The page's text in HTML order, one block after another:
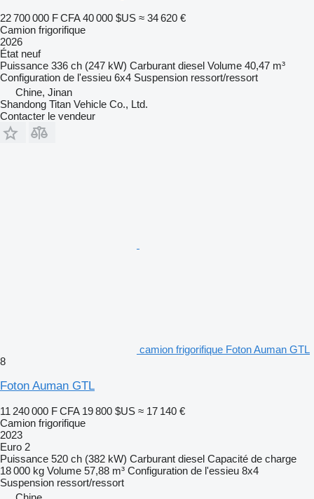
22 700 000 F CFA 40 000 $US ≈ 34 620 €
Camion frigorifique
2026
État neuf
Puissance 336 ch (247 kW) Carburant diesel Volume 40,47 m³
Configuration de l'essieu 6x4 Suspension ressort/ressort
Chine, Jinan
Shandong Titan Vehicle Co., Ltd.
Contacter le vendeur
camion frigorifique Foton Auman GTL
8
Foton Auman GTL
11 240 000 F CFA 19 800 $US ≈ 17 140 €
Camion frigorifique
2023
Euro 2
Puissance 520 ch (382 kW) Carburant diesel Capacité de charge
18 000 kg Volume 57,88 m³ Configuration de l'essieu 8x4
Suspension ressort/ressort